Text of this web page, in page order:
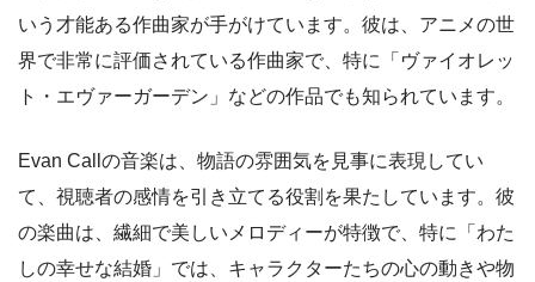
いう才能ある作曲家が手がけています。彼は、アニメの世
界で非常に評価されている作曲家で、特に「ヴァイオレッ
ト・エヴァーガーデン」などの作品でも知られています。
Evan Callの音楽は、物語の雰囲気を見事に表現してい
て、視聴者の感情を引き立てる役割を果たしています。彼
の楽曲は、繊細で美しいメロディーが特徴で、特に「わた
しの幸せな結婚」では、キャラクターたちの心の動きや物